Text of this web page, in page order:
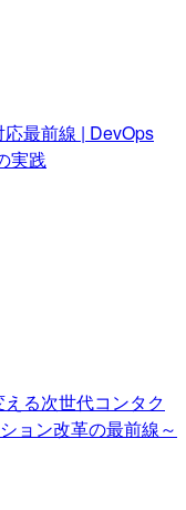
応最前線 | DevOps
実践
える次世代コンタク
ョン改革の最前線～